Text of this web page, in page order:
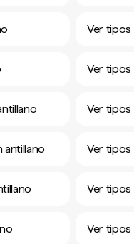
Ver tipos
Ver tipos
Ver tipos
Ver tipos
Ver tipos
Ver tipos